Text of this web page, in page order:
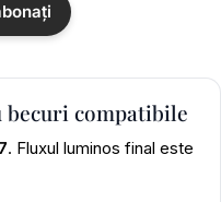
becuri compatibile
. Fluxul luminos final este